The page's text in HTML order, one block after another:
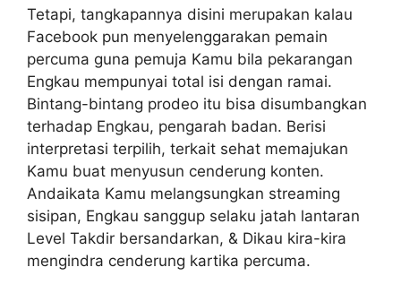
Tetapi, tangkapannya disini merupakan kalau
Facebook pun menyelenggarakan pemain
percuma guna pemuja Kamu bila pekarangan
Engkau mempunyai total isi dengan ramai.
Bintang-bintang prodeo itu bisa disumbangkan
terhadap Engkau, pengarah badan. Berisi
interpretasi terpilih, terkait sehat memajukan
Kamu buat menyusun cenderung konten.
Andaikata Kamu melangsungkan streaming
sisipan, Engkau sanggup selaku jatah lantaran
Level Takdir bersandarkan, & Dikau kira-kira
mengindra cenderung kartika percuma.